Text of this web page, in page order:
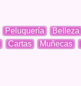
Peluquería Belleza
Cartas Muñecas